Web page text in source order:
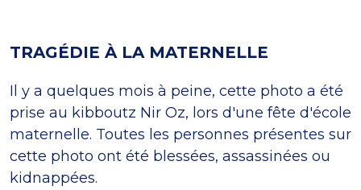
TRAGÉDIE À LA MATERNELLE
Il y a quelques mois à peine, cette photo a été
prise au kibboutz Nir Oz, lors d'une fête d'école
maternelle. Toutes les personnes présentes sur
cette photo ont été blessées, assassinées ou
kidnappées.